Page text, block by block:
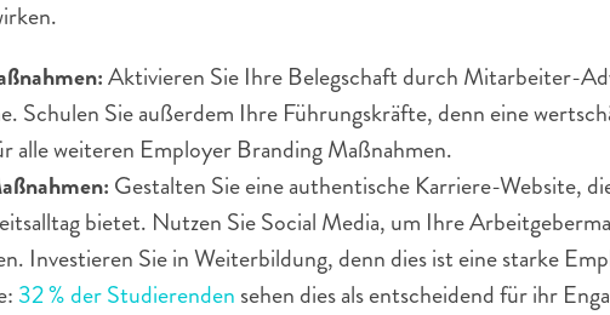
Aktivieren Sie Ihre Belegschaft durch Mitarbeiter-
Schulen Sie außerdem Ihre Führungskräfte, denn eine
alle weiteren Employer Branding Maßnahmen.
Gestalten Sie eine authentische Karriere-Website,
bietet. Nutzen Sie Social Media, um Ihre
Investieren Sie in Weiterbildung, denn dies ist eine starke
32 % der Studierenden sehen dies als entscheidend für ihr